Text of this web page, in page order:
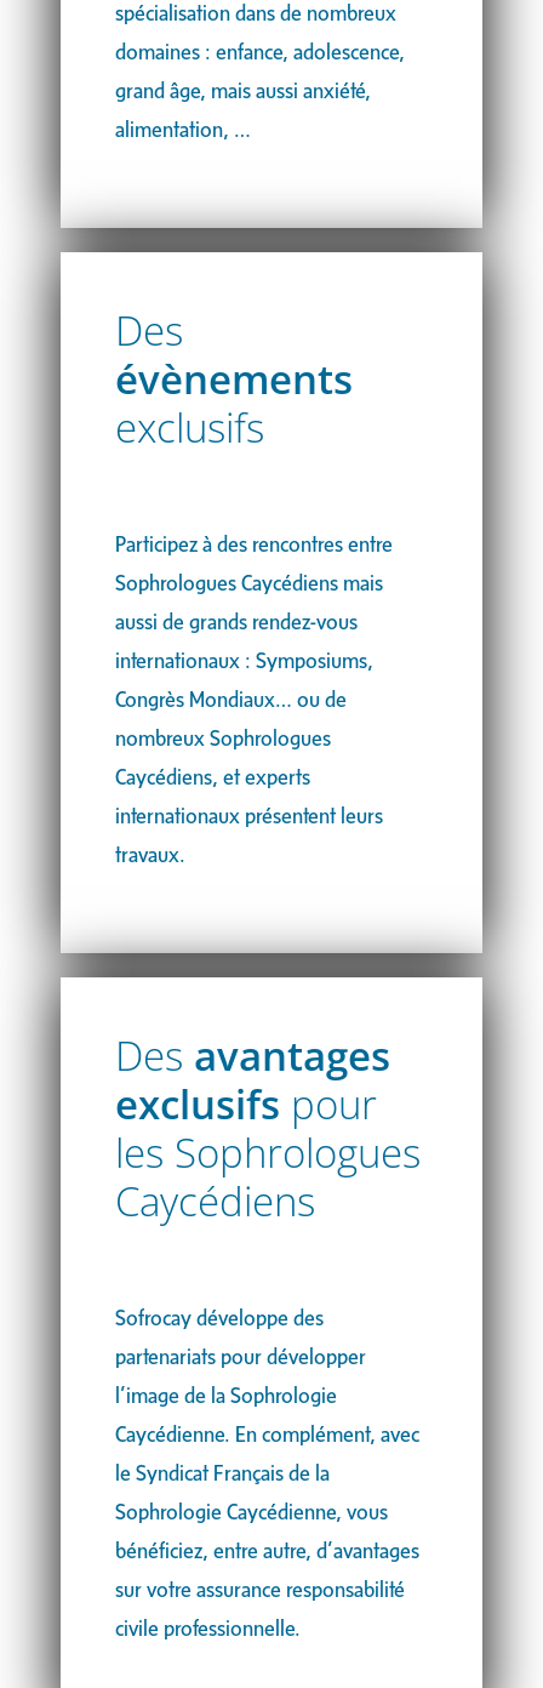
spécialisation dans de nombreux
domaines : enfance, adolescence,
grand âge, mais aussi anxiété,
alimentation, …
Des
évènements
exclusifs
Participez à des rencontres entre
Sophrologues Caycédiens mais
aussi de grands rendez-vous
internationaux : Symposiums,
Congrès Mondiaux… ou de
nombreux Sophrologues
Caycédiens, et experts
internationaux présentent leurs
travaux.
Des avantages
exclusifs pour
les Sophrologues
Caycédiens
Sofrocay développe des
partenariats pour développer
l’image de la Sophrologie
Caycédienne. En complément, avec
le Syndicat Français de la
Sophrologie Caycédienne, vous
bénéficiez, entre autre, d’avantages
sur votre assurance responsabilité
civile professionnelle.